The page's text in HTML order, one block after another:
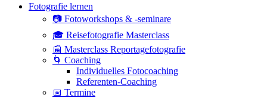
scrollenFotografie lernen
📷 Fotoworkshops & -seminare
🎓 Reisefotografie Masterclass
📰 Masterclass Reportagefotografie
🌀 Coaching
Individuelles Fotocoaching
Referenten-Coaching
📅 Termine